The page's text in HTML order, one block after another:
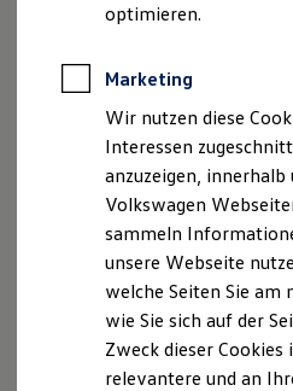
Räder & Reifen
Notdienst und
Software, Konnektivität
California App
VW Connect für
VW Connect für
VW Connect für
VW Connect für
Connect Pro
Fleet Interface
Multistop
Übersicht
Digitales
Fahrerassistenz-
Kontrollleuchten
www.volkswagen-
Vertretungsberechtigte
Werhand, Henri Strübing
Handelsregister Hamburg
Registernummer: HRB 112
Ust. ID-Nummer: DE 815 130
Versicherungsvermittler
Versicherungsvertreter nach
optimieren.
Marketing
Wir nutzen diese
Interessen
anzuzeigen,
Volkswagen
sammeln
unsere Webseite
welche Seiten Sie am
wie Sie sich auf der
Zweck dieser Cookies
relevantere und an